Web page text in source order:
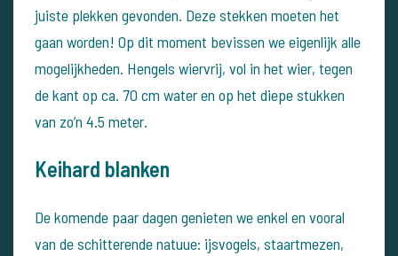
juiste plekken gevonden. Deze stekken moeten het
gaan worden! Op dit moment bevissen we eigenlijk alle
mogelijkheden. Hengels wiervrij, vol in het wier, tegen
de kant op ca. 70 cm water en op het diepe stukken
van zo’n 4.5 meter.
Keihard blanken
De komende paar dagen genieten we enkel en vooral
van de schitterende natuue: ijsvogels, staartmezen,